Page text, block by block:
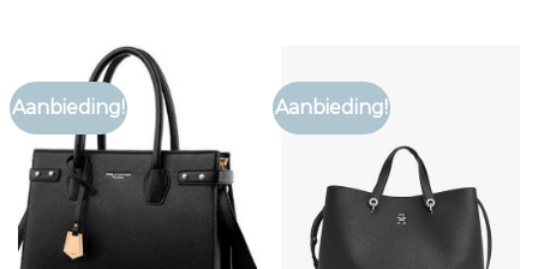
Aanbieding! Aanbieding!